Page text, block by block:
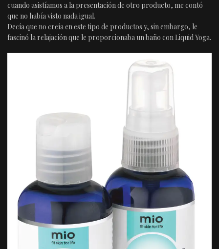
cuando asistíamos a la presentación de otro producto, me contó
que no había visto nada igual.
Decía que no creía en este tipo de productos y, sin embargo, le
fascinó la relajación que le proporcionaba un baño con Liquid Yoga.